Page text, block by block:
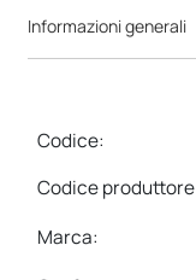
Informazioni generali
Codice:
Codice produttore
Marca: